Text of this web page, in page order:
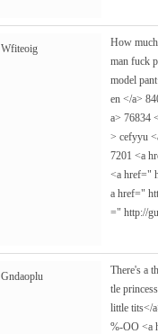
Wfiteoig
How
man fuck
model
en </a>
a> 76834
> cefyyu
7201 <a
<a href="
a href="
=" http://
Gndaoplu
There's a
tle
little tits</
%-OO <a